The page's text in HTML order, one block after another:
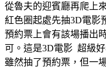
從魯夫的迎賓廳再爬上
紅色圈起處先抽3D電影
預約票上會有該場播出
可。這是3D電影 超級
雖然抽了預約票，但一